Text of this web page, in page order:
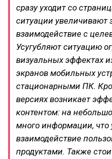
сразу уходит со
ситуации увеличивают
взаимодействие с
Усугубляют ситуацию
визуальных эффектах
экранов мобильных
стационарными ПК.
версиях возникает
контентом: на
много информации, что
взаимодействие
продуктами. Также